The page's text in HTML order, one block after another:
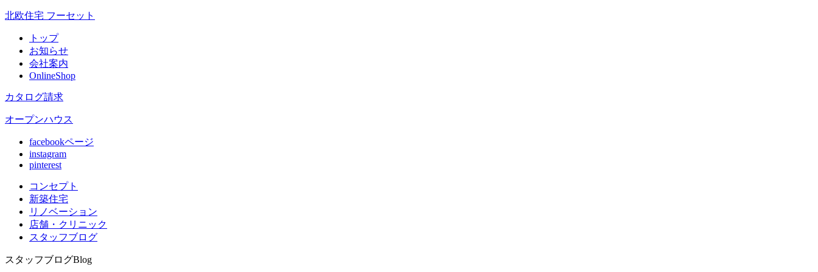
北欧住宅 フーセット
トップ
お知らせ
会社案内
OnlineShop
カタログ請求
オープンハウス
facebookページ
instagram
pinterest
コンセプト
新築住宅
リノベーション
店舗 ・クリニック
スタッフブログ
スタッフブログBlog